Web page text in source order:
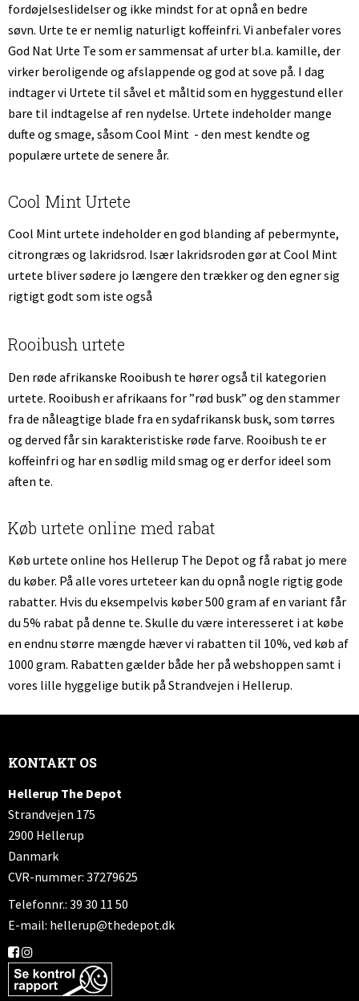
fordøjelseslidelser og ikke mindst for at opnå en bedre
søvn. Urte te er nemlig naturligt koffeinfri. Vi anbefaler vores
God Nat Urte Te som er sammensat af urter bl.a. kamille, der
virker beroligende og afslappende og god at sove på. I dag
indtager vi Urtete til såvel et måltid som en hyggestund eller
bare til indtagelse af ren nydelse. Urtete indeholder mange
dufte og smage, såsom Cool Mint - den mest kendte og
populære urtete de senere år.
Cool Mint Urtete
Cool Mint urtete indeholder en god blanding af pebermynte,
citrongræs og lakridsrod. Især lakridsroden gør at Cool Mint
urtete bliver sødere jo længere den trækker og den egner sig
rigtigt godt som iste også
Rooibush urtete
Den røde afrikanske Rooibush te hører også til kategorien
urtete. Rooibush er afrikaans for ”rød busk” og den stammer
fra de nåleagtige blade fra en sydafrikansk busk, som tørres
og derved får sin karakteristiske røde farve. Rooibush te er
koffeinfri og har en sødlig mild smag og er derfor ideel som
aften te.
Køb urtete online med rabat
Køb urtete online hos Hellerup The Depot og få rabat jo mere
du køber. På alle vores urteteer kan du opnå nogle rigtig gode
rabatter. Hvis du eksempelvis køber 500 gram af en variant får
du 5% rabat på denne te. Skulle du være interesseret i at købe
en endnu større mængde hæver vi rabatten til 10%, ved køb af
1000 gram. Rabatten gælder både her på webshoppen samt i
vores lille hyggelige butik på Strandvejen i Hellerup.
KONTAKT OS
Hellerup The Depot
Strandvejen 175
2900 Hellerup
Danmark
CVR-nummer: 37279625
Telefonnr.: 39 30 11 50
E-mail: hellerup@thedepot.dk